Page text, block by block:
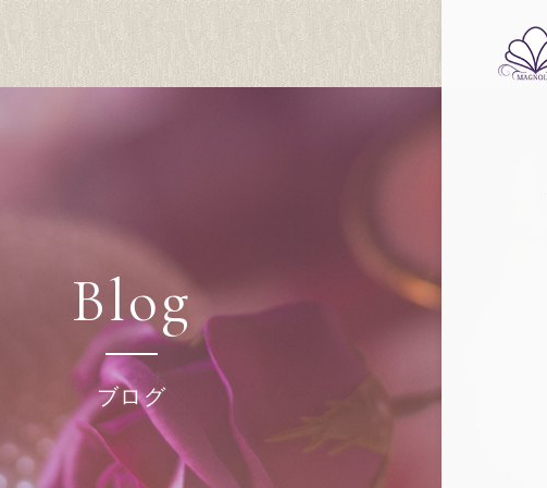
Blog
ブログ